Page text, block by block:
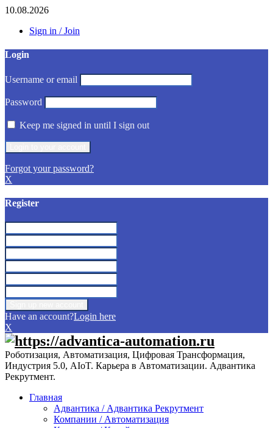
10.08.2026
Sign in / Join
Login
Username or email
Password
Keep me signed in until I sign out
Forgot your password?
X
Register
Have an account?Login here
X
Роботизация, Автоматизация, Цифровая Трансформация,
Индустрия 5.0, AIoT. Карьера в Автоматизации. Адвантика
Рекрутмент.
Главная
Адвантика / Адвантика Рекрутмент
Компании / Автоматизация